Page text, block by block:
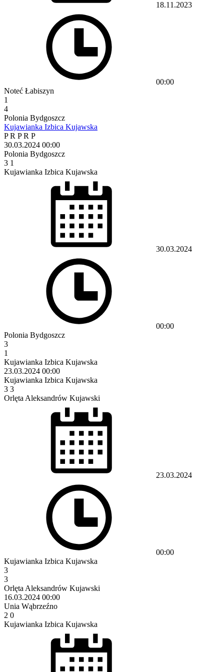
18.11.2023
00:00
Noteć Łabiszyn
1
4
Polonia Bydgoszcz
Kujawianka Izbica Kujawska
PR PR P
30.03.2024 00:00
Polonia Bydgoszcz
3 1
Kujawianka Izbica Kujawska
30.03.2024
00:00
Polonia Bydgoszcz
3
1
Kujawianka Izbica Kujawska
23.03.2024 00:00
Kujawianka Izbica Kujawska
3 3
Orlęta Aleksandrów Kujawski
23.03.2024
00:00
Kujawianka Izbica Kujawska
3
3
Orlęta Aleksandrów Kujawski
16.03.2024 00:00
Unia Wąbrzeźno
2 0
Kujawianka Izbica Kujawska